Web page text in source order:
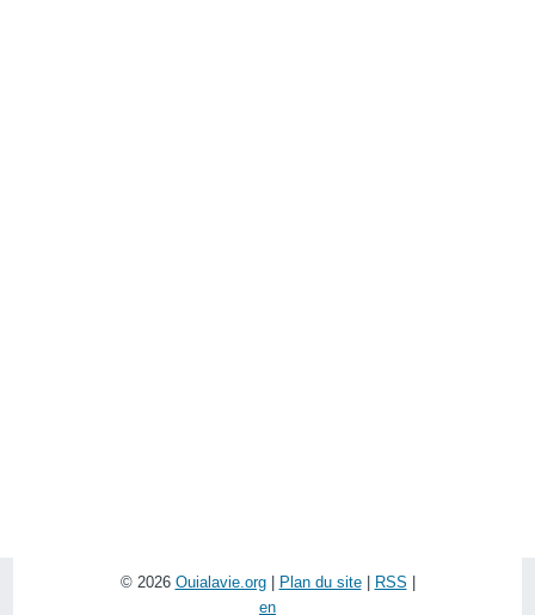
© 2026 Ouialavie.org| Plan du site| RSS
en